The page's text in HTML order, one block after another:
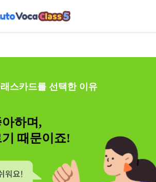
스카드를 선택한 이유
하며,
때문이죠!